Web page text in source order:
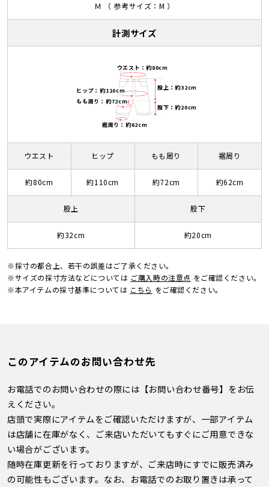
Ｍ （ 参考サイズ：M ）
計測サイズ
ウエスト：約80cm
ヒップ：約110cm
もも周り：約72cm
裾周り：約62cm
股上：約32cm
股下：約20cm
ウエスト
約80cm
ヒップ
約110cm
もも周り
約72cm
裾周り
約62cm
股上
約32cm
股下
約20cm
※採寸の都合上、若干の誤差はご了承ください。
※サイズの採寸方法などについては ご購入時の注意点 をご確認ください。
※本アイテムの採寸基準については こちら をご確認ください。
このアイテムのお問い合わせ先
お電話でのお問い合わせの際には【お問い合わせ番号】をお伝
えください。
店頭で実際にアイテムをご確認いただけますが、一部アイテム
は店舗に在庫がなく、ご来店いただいてもすぐにご用意できな
い場合がございます。
随時在庫更新を行っておりますが、ご来店時にすでに販売済み
の可能性もございます。なお、お電話でのお取り置きは承って